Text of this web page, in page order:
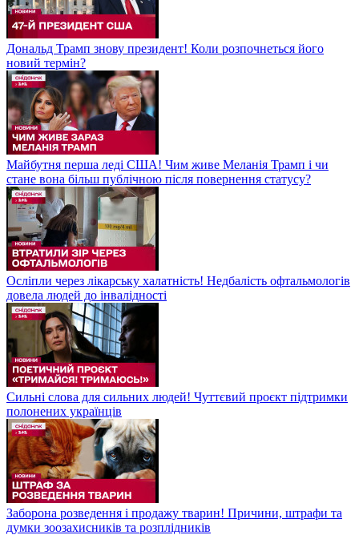
Дональд Трамп знову президент! Коли розпочнеться його
новий термін?
Майбутня перша леді США! Чим живе Меланія Трамп і чи
стане вона більш публічною після повернення статусу?
Осліпли через лікарську халатність! Недбалість офтальмологів
довела людей до інвалідності
Сильні слова для сильних людей! Чуттєвий проєкт підтримки
полонених українців
Заборона розведення і продажу тварин! Причини, штрафи та
думки зоозахисників та розплідників